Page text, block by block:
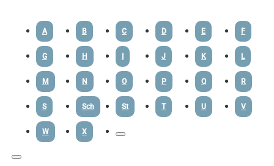
A B C D E F
G H J K L
M N O P Q R
S Sch St T U V
W X